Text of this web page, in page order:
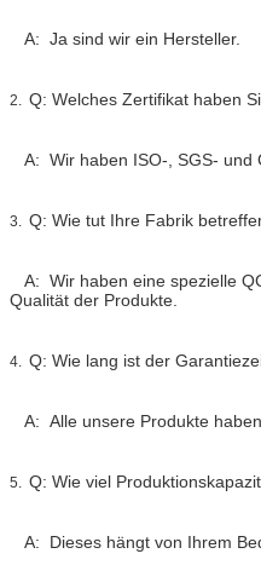
A: Ja sind wir ein Hersteller.
2. Q: Welches Zertifikat haben
A: Wir haben ISO-, SGS- und
3. Q: Wie tut Ihre Fabrik
A: Wir haben eine spezielle
Qualität der Produkte.
4. Q: Wie lang ist der
A: Alle unsere Produkte
5. Q: Wie viel
A: Dieses hängt von Ihrem